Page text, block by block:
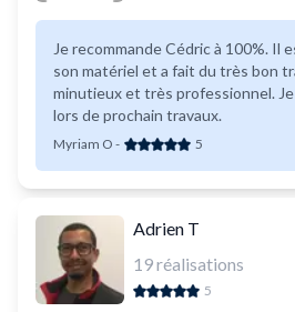
Je recommande Cédric à 100%. Il
son matériel et a fait du très bon
minutieux et très professionnel.
lors de prochain travaux.
Myriam O - 5
Adrien T
19réalisations
5